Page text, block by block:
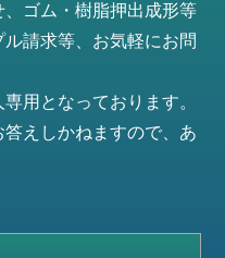
ゴム・樹脂押出成形等
請求等、お気軽にお問
用となっております。
えしかねますので、あ